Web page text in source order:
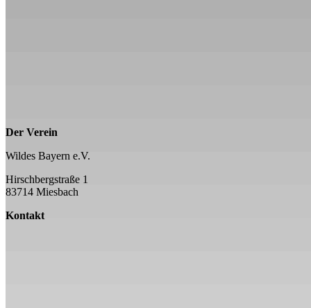
Der Verein
Wildes Bayern e.V.
Hirschbergstraße 1
83714 Miesbach
Kontakt